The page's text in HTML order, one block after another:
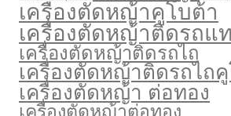
เครื่องตัดหญ้าคูโบต้า
เครื่องตัดหญ้าติดรถแ
เครื่องตัดหญ้าติดรถไถ
เครื่องตัดหญ้าติดรถไถ
เครื่องตัดหญ้า ต่อทอง
เครื่องตัดหญ้าต่อทอง